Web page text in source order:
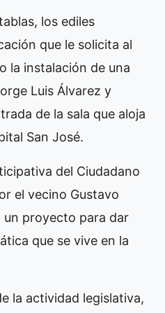
los ediles
que le solicita al
la instalación de una
Luis Álvarez y
de la sala que aloja
San José.
del Ciudadano
el vecino Gustavo
un proyecto para dar
que se vive en la
la actividad legislativa,